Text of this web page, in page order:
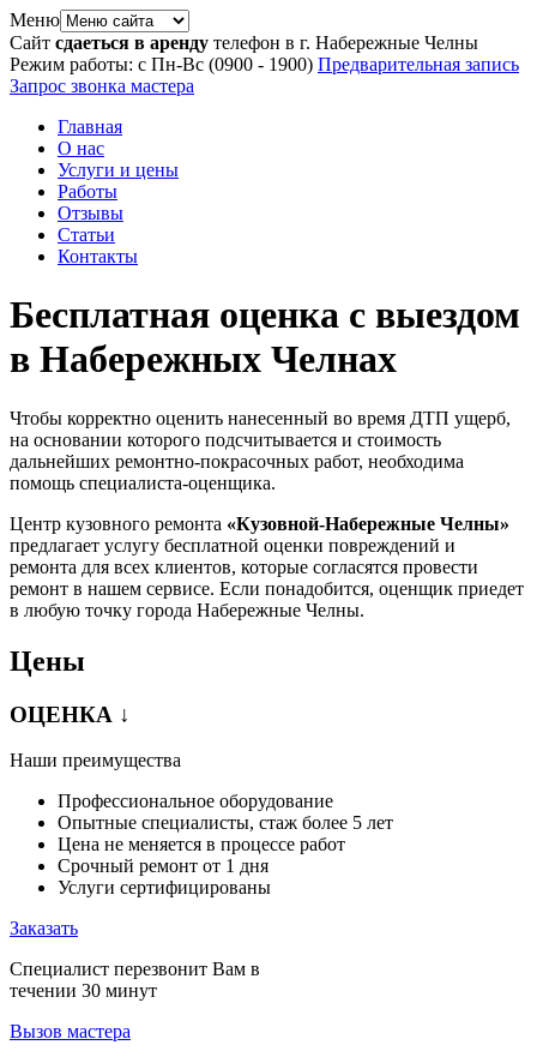
Меню
Сайт сдаеться в аренду телефон в г. Набережные Челны
Режим работы: с Пн-Вс (0900 - 1900) Предварительная запись
Запрос звонка мастера
Главная
О нас
Услуги и цены
Работы
Отзывы
Статьи
Контакты
Бесплатная оценка с выездом
в Набережных Челнах
Чтобы корректно оценить нанесенный во время ДТП ущерб,
на основании которого подсчитывается и стоимость
дальнейших ремонтно-покрасочных работ, необходима
помощь специалиста-оценщика.
Центр кузовного ремонта «Кузовной-Набережные Челны»
предлагает услугу бесплатной оценки повреждений и
ремонта для всех клиентов, которые согласятся провести
ремонт в нашем сервисе. Если понадобится, оценщик приедет
в любую точку города Набережные Челны.
Цены
ОЦЕНКА ↓
Наши преимущества
Профессиональное оборудование
Опытные специалисты, стаж более 5 лет
Цена не меняется в процессе работ
Срочный ремонт от 1 дня
Услуги сертифицированы
Заказать
Специалист перезвонит Вам в
течении 30 минут
Вызов мастера